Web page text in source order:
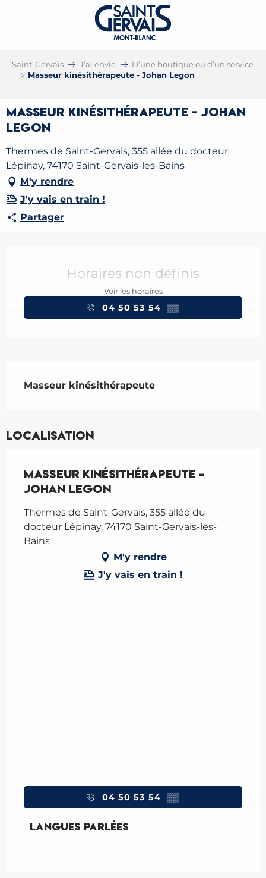
Saint-Gervais J’ai envie
D’une boutique ou d’un service
Masseur kinésithérapeute - Johan Legon
Masseur kinésithérapeute - Johan
Legon
Thermes de Saint-Gervais, 355 allée du docteur
Lépinay, 74170 Saint-Gervais-les-Bains
M'y rendre
J'y vais en train !
Partager
Horaires non définis
Voir les horaires
04 50 53 54 ▒▒
Masseur kinésithérapeute
Localisation
Masseur kinésithérapeute -
Johan Legon
Thermes de Saint-Gervais, 355 allée du
docteur Lépinay, 74170 Saint-Gervais-les-
Bains
M'y rendre
J'y vais en train !
04 50 53 54 ▒▒
Langues parlées
Langues parlées